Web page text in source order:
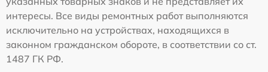
интересы. Все виды ремонтных работ выполняются
исключительно на устройствах, находящихся в
законном гражданском обороте, в соответствии со ст.
1487 ГК РФ.